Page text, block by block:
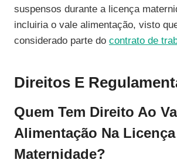
suspensos durante a licença
incluiria o vale alimentação, visto
considerado parte do contrato de
Direitos E
Quem Tem Direito Ao
Alimentação Na Licença
Maternidade?